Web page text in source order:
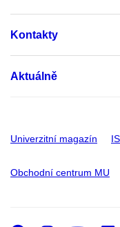
Kontakty
Aktuálně
Univerzitní magazín
Obchodní centrum MU